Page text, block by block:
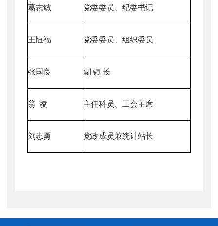
葛志敏 党委委员、纪委书记
王恒福 党委委员、组织委员
张国良 副 镇 长
翁 凌 主任科员、工会主席
刘志勇 党政成员兼统计站长